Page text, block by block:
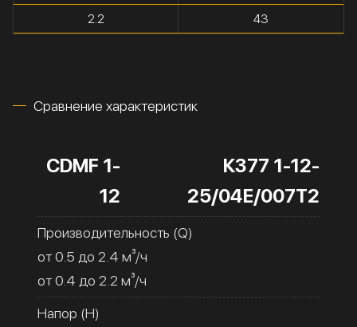
2.2
43
Сравнение характеристик
CDMF 1-
12
К377 1-12-
25/04Е/007Т2
Производительность (Q)
от 0.5 до 2.4 м³/ч
от 0.4 до 2.2 м³/ч
Напор (H)